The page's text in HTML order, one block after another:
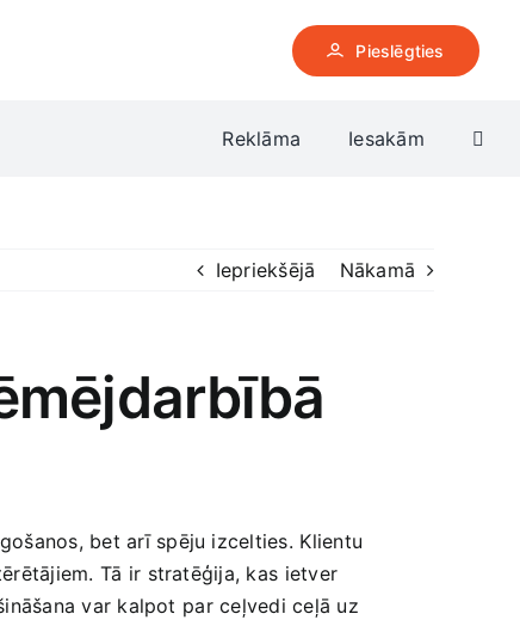
Pieslēgties
Reklāma Iesakām
Iepriekšējā Nākamā
bet arī spēju izcelties. ⁢Klientu
Tā ir stratēģija, kas ⁤ietver⁢
var ‍kalpot ⁢par ceļvedi ‌ceļā uz